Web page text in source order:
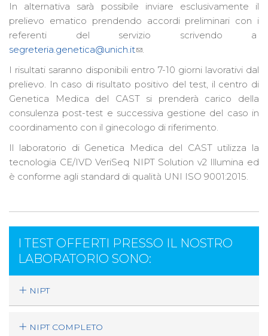
In alternativa sarà possibile inviare esclusivamente il
prelievo ematico prendendo accordi preliminari con i
referenti del servizio scrivendo a
segreteria.genetica@unich.it
.
I risultati saranno disponibili entro 7-10 giorni lavorativi dal
prelievo. In caso di risultato positivo del test, il centro di
Genetica Medica del CAST si prenderà carico della
consulenza post-test e successiva gestione del caso in
coordinamento con il ginecologo di riferimento.
Il laboratorio di Genetica Medica del CAST utilizza la
tecnologia CE/IVD VeriSeq NIPT Solution v2 Illumina ed
è conforme agli standard di qualità UNI ISO 9001:2015.
I TEST OFFERTI PRESSO IL NOSTRO
LABORATORIO SONO:
NIPT
NIPT COMPLETO